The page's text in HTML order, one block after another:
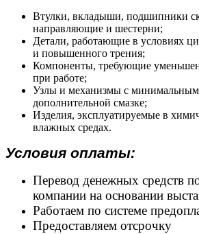
Втулки, вкладыши, подшипники
направляющие и шестерни;
Детали, работающие в условиях
и повышенного трения;
Компоненты, требующие
при работе;
Узлы и механизмы с
дополнительной смазке;
Изделия, эксплуатируемые в
влажных средах.
Условия оплаты:
Перевод денежных средств
компании на основании
Работаем по системе
Предоставляем отсрочку